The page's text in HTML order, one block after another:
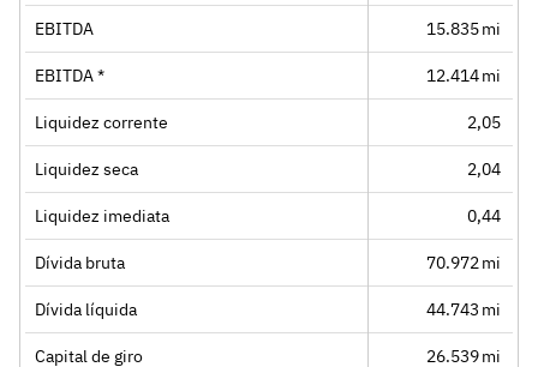
EBITDA 15.835 mi
EBITDA * 12.414 mi
Liquidez corrente 2,05
Liquidez seca 2,04
Liquidez imediata 0,44
Dívida bruta 70.972 mi
Dívida líquida 44.743 mi
Capital de giro 26.539 mi